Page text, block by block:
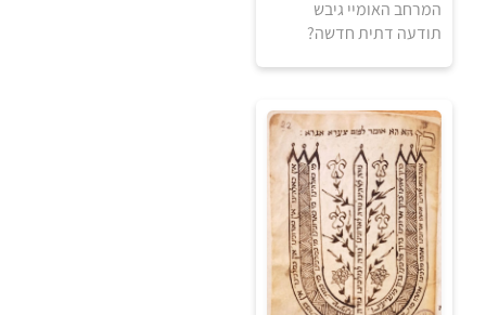
5
₪
למידע ולרכישה
המרחב האומיי גיבש
תודעה דתית חדשה?